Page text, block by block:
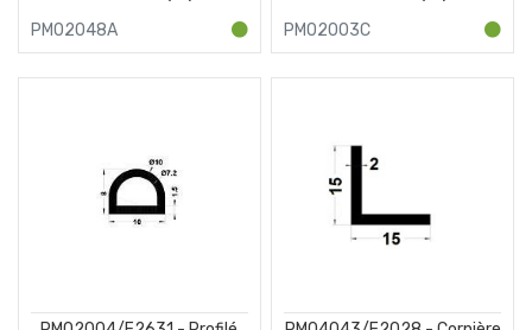
PM02048A PM02003C